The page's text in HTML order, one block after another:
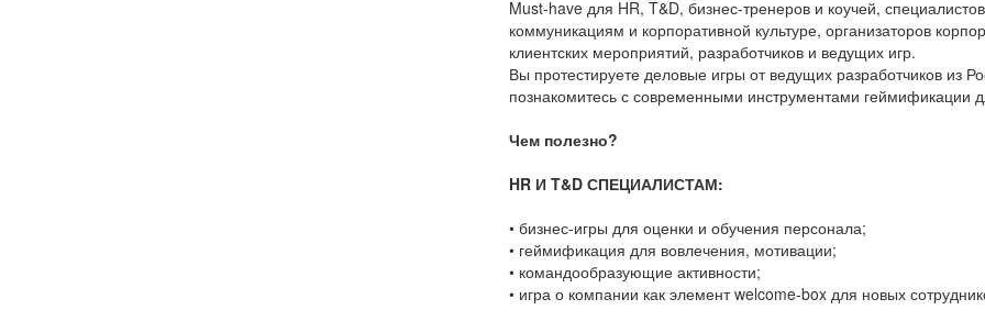
Must-have для HR, T&D, бизнес-тренеров и коучей,
коммуникациям и корпоративной культуре, организаторов
клиентских мероприятий, разработчиков и ведущих игр.
Вы протестируете деловые игры от ведущих разработчиков из
познакомитесь с современными инструментами геймификации
Чем полезно?
HR И T&D СПЕЦИАЛИСТАМ:
• бизнес-игры для оценки и обучения персонала;
• геймификация для вовлечения, мотивации;
• командообразующие активности;
• игра о компании как элемент welcome-box для новых